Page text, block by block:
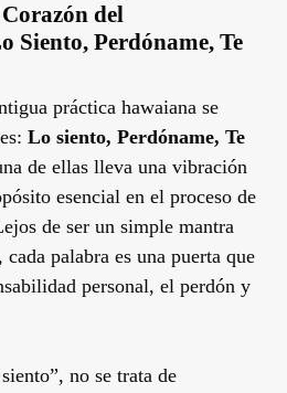
del
Siento, Perdóname, Te
práctica hawaiana se
Lo siento, Perdóname, Te
de ellas lleva una vibración
esencial en el proceso de
de ser un simple mantra
palabra es una puerta que
personal, el perdón y
no se trata de